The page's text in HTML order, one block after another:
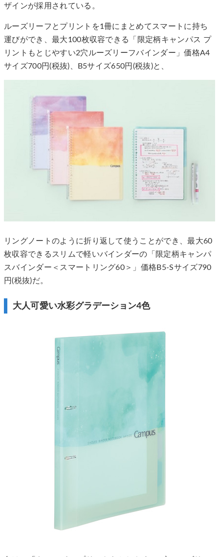
ザインが採用されている。
ルーズリーフとプリントを1冊にまとめてスマートに持ち
運びができ、最大100枚収容できる「限定柄キャンパス プ
リントもとじやすい2穴ルーズリーフバインダー」価格A4
サイズ700円(税抜)、B5サイズ650円(税抜)と、
リングノートのように折り返して使うことができ、最大60
枚収容できるスリムで軽いバインダーの「限定柄キャンパ
スバインダー＜スマートリング60＞」価格B5-Sサイズ790
円(税抜)だ。
大人可愛い水彩グラデーション4色